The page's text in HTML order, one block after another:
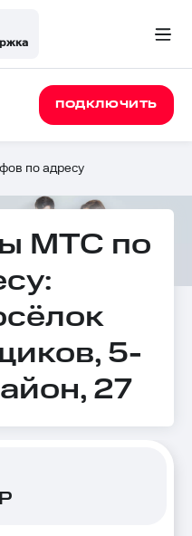
ПОДКЛЮЧИТЬ
по адресу
МТС по
5-
27